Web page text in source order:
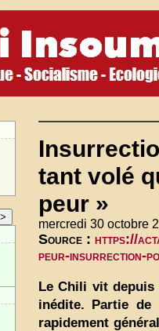
tant volé
peur »
mercredi 30 octobre
Source : https://
peur-insurrection-
Le Chili vit depuis
inédite. Partie de
rapidement